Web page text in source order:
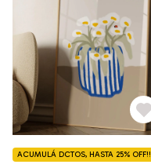
ACUMULÁ DCTOS, HASTA 25% OFF!!